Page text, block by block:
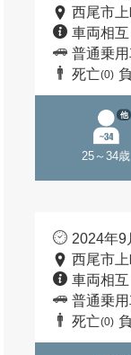
西尾市
車両相
普通乗用
死亡(0)
25～34歳
他
2024年9
西尾市
車両相
普通乗用
死亡(0)